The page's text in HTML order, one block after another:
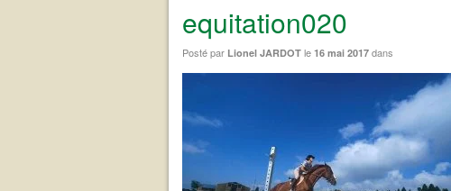
equitation020
Posté par Lionel JARDOT le 16 mai 2017 dans